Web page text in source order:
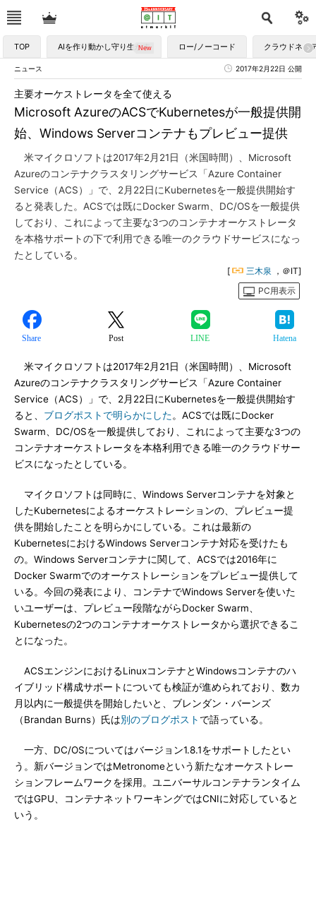
TOP AIを作り動かし守り生かす ロー/ノーコード クラウドネイ
ニュース 2017年2月22日 公開
Microsoft AzureのACSでKubernetesが一般提供開
始、Windows Serverコンテナもプレビュー提供
主要オーケストレータを全て使える
米マイクロソフトは2017年2月21日（米国時間）、Microsoft
Azureのコンテナクラスタリングサービス「Azure Container
Service（ACS）」で、2月22日にKubernetesを一般提供開始す
ると発表した。ACSでは既にDocker Swarm、DC/OSを一般提供
しており、これによって主要な3つのコンテナオーケストレータ
を本格サポートの下で利用できる唯一のクラウドサービスになっ
たとしている。
[ 三木泉 ，＠IT]
PC用表示
Share Post LINE Hatena
米マイクロソフトは2017年2月21日（米国時間）、Microsoft
Azureのコンテナクラスタリングサービス「Azure Container
Service（ACS）」で、2月22日にKubernetesを一般提供開始す
ると、 ブログポストで明らかにした。ACSでは既にDocker
Swarm、DC/OSを一般提供しており、これによって主要な3つの
コンテナオーケストレータを本格利用できる唯一のクラウドサー
ビスになったとしている。
マイクロソフトは同時に、Windows Serverコンテナを対象と
したKubernetesによるオーケストレーションの、プレビュー提
供を開始したことを明らかにしている。これは最新の
KubernetesにおけるWindows Serverコンテナ対応を受けたも
の。Windows Serverコンテナに関して、ACSでは2016年に
Docker Swarmでのオーケストレーションをプレビュー提供して
いる。今回の発表により、コンテナでWindows Serverを使いた
いユーザーは、プレビュー段階ながらDocker Swarm、
Kubernetesの2つのコンテナオーケストレータから選択できるこ
とになった。
ACSエンジンにおけるLinuxコンテナとWindowsコンテナのハ
イブリッド構成サポートについても検証が進められており、数カ
月以内に一般提供を開始したいと、ブレンダン・バーンズ
（Brandan Burns）氏は別のブログポスト で語っている。
一方、DC/OSについてはバージョン1.8.1をサポートしたとい
う。新バージョンではMetronomeという新たなオーケストレー
ションフレームワークを採用。ユニバーサルコンテナランタイム
ではGPU、コンテナネットワーキングではCNIに対応していると
いう。